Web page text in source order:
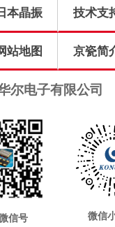
立,最初名为“水晶加工公司
,该公司以OCXO和精密石英晶
能石英晶体振荡器.
购了KVG,并以“KVG Quartz
为了确保KVG的全球技术领
产品线扩展到TCXO和OCXO,
术领导者之一铺平了道路 - 石
部所在地,目前有 50 名员工,
。
晶
ITTI晶振
晶
Transko晶
振
高
振
SUNTSU
晶振
振
FOX晶振
晶振
晶振
格林雷晶
MTI-
Milliren晶
振
CTS
晶
MtronPTI
晶振
Renesas瑞
萨晶振
本晶振 技术支
站地图 京瓷简
尔电子有限公司
信号 微信